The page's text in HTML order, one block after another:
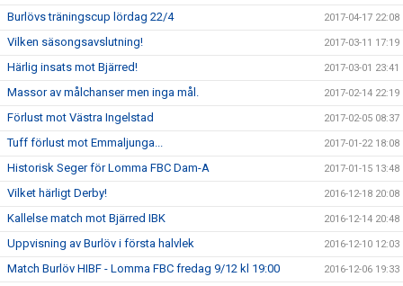
Burlövs träningscup lördag 22/4 2017-04-17 22:08
Vilken säsongsavslutning! 2017-03-11 17:19
Härlig insats mot Bjärred! 2017-03-01 23:41
Massor av målchanser men inga mål. 2017-02-14 22:19
Förlust mot Västra Ingelstad 2017-02-05 08:37
Tuff förlust mot Emmaljunga... 2017-01-22 18:08
Historisk Seger för Lomma FBC Dam-A 2017-01-15 13:48
Vilket härligt Derby! 2016-12-18 20:08
Kallelse match mot Bjärred IBK 2016-12-14 20:48
Uppvisning av Burlöv i första halvlek 2016-12-10 12:03
Match Burlöv HIBF - Lomma FBC fredag 9/12 kl 19:00 2016-12-06 19:33